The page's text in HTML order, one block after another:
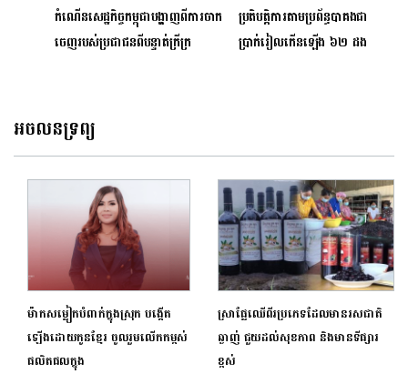
កំណើនសេដ្ឋកិច្ចកម្ពុជាបង្ហាញពីការចាក
ចេញរបស់ប្រជាជនពីបន្ទាត់ក្រីក្រ
ប្រតិបត្តិការតាមប្រព័ន្ធបាគងជា
ប្រាក់រៀលកើនឡើង ៦២ ដង
អចលនទ្រព្យ
ម៉ាកសម្លៀកបំពាក់ក្នុងស្រុក បង្កើត
ឡើងដោយកូនខ្មែរ ចូលរួមលើកកម្ពស់
ផលិតផលក្នុង
ស្រាផ្លែឈើពីរប្រភេទដែលមានរសជាតិ
ឆ្ងាញ់ ជួយដល់សុខភាព និងមានទីផ្សារ
ខ្ពស់